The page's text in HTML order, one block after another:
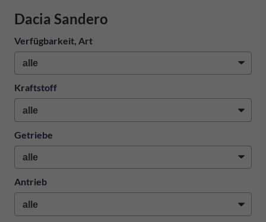
Dacia Sandero
Verfügbarkeit, Art
Kraftstoff
Getriebe
Antrieb